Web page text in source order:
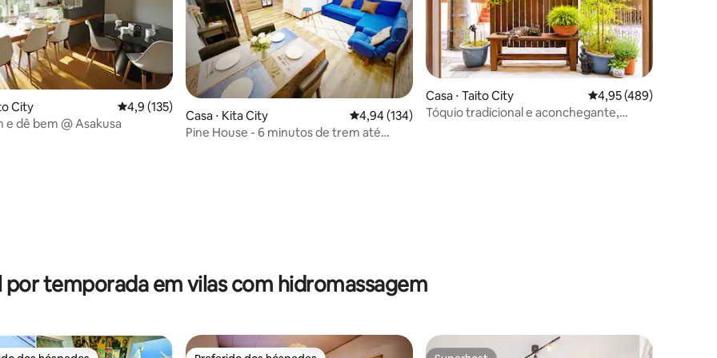
de 5, 44 avaliações
City 4,9 de uma avaliação média de 5, 135 avaliações
4,9 (135)
e dê bem @ Asakusa
Casa ⋅ Kita City 4,94 de uma avaliação média de 5, 134 avaliações
4,94 (134)
Pine House - 6 minutos de trem até
Casa ⋅ Taito City 4,95 de uma avaliação
4,95 (489)
Tóquio tradicional e aconchegante,
por temporada em vilas com hidromassagem